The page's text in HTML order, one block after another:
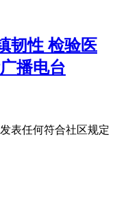
韧性 检验医
播电台
表任何符合社区规定